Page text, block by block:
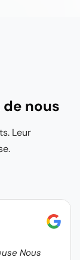
nous
Leur
Nous